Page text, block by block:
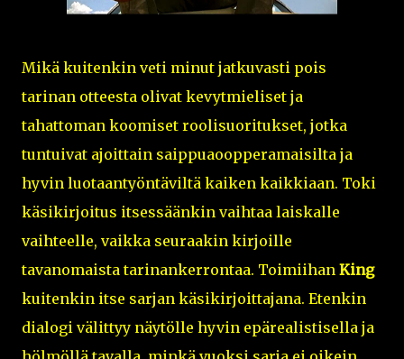
Mikä kuitenkin veti minut jatkuvasti pois
tarinan otteesta olivat kevytmieliset ja
tahattoman koomiset roolisuoritukset, jotka
tuntuivat ajoittain saippuaoopperamaisilta ja
hyvin luotaantyöntäviltä kaiken kaikkiaan. Toki
käsikirjoitus itsessäänkin vaihtaa laiskalle
vaihteelle, vaikka seuraakin kirjoille
tavanomaista tarinankerrontaa. Toimiihan King
kuitenkin itse sarjan käsikirjoittajana. Etenkin
dialogi välittyy näytölle hyvin epärealistisella ja